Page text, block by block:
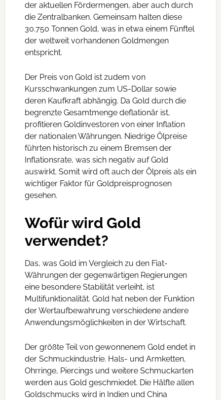
der aktuellen Fördermengen, aber auch durch
die Zentralbanken. Gemeinsam halten diese
30.750 Tonnen Gold, was in etwa einem Fünftel
der weltweit vorhandenen Goldmengen
entspricht.
Der Preis von Gold ist zudem von
Kursschwankungen zum US-Dollar sowie
deren Kaufkraft abhängig. Da Gold durch die
begrenzte Gesamtmenge deflationär ist,
profitieren Goldinvestoren von einer Inflation
der nationalen Währungen. Niedrige Ölpreise
führten historisch zu einem Bremsen der
Inflationsrate, was sich negativ auf Gold
auswirkt. Somit wird oft auch der Ölpreis als ein
wichtiger Faktor für Goldpreisprognosen
gesehen.
Wofür wird Gold
verwendet?
Das, was Gold im Vergleich zu den Fiat-
Währungen der gegenwärtigen Regierungen
eine besondere Stabilität verleiht, ist
Multifunktionalität. Gold hat neben der Funktion
der Wertaufbewahrung verschiedene andere
Anwendungsmöglichkeiten in der Wirtschaft.
Der größte Teil von gewonnenem Gold endet in
der Schmuckindustrie. Hals- und Armketten,
Ohrringe, Piercings und weitere Schmuckarten
werden aus Gold geschmiedet. Die Hälfte allen
Goldschmucks wird in Indien und China